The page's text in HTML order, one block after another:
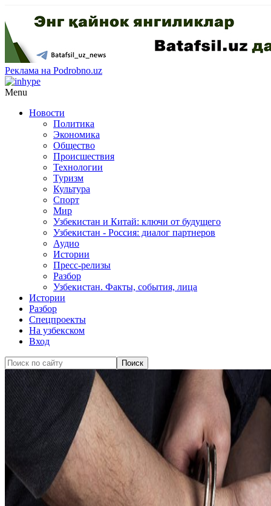
Реклама на Podrobno.uz
Menu
Новости
Политика
Экономика
Общество
Происшествия
Технологии
Туризм
Культура
Спорт
Мир
Узбекистан и Китай: ключи от будущего
Узбекистан - Россия: диалог партнеров
Аудио
Истории
Пресс-релизы
Разбор
Узбекистан. Факты, события, лица
Истории
Разбор
Спецпроекты
На узбекском
Вход